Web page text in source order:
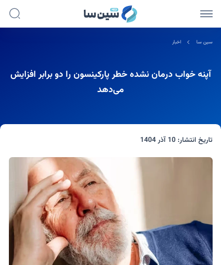
سین سا اخبار
آپنه خواب درمان نشده خطر پارکینسون را دو برابر افزایش
می‌دهد
تاریخ انتشار:10 آذر 1404